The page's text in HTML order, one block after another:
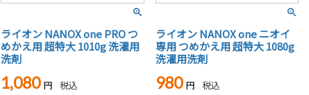
ライオン NANOX one PRO つ
めかえ用 超特大 1010g 洗濯用
洗剤
1,080 税込
ライオン NANOX one ニオイ
専用 つめかえ用 超特大 1080g
洗濯用洗剤
980 税込